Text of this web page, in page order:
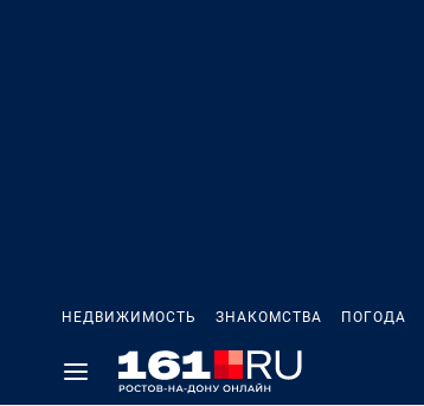
НЕДВИЖИМОСТЬ ЗНАКОМСТВА ПОГОДА